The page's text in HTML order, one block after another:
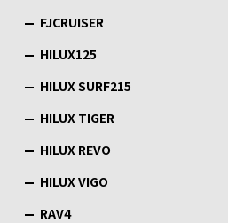
FJCRUISER
HILUX125
HILUX SURF215
HILUX TIGER
HILUX REVO
HILUX VIGO
RAV4